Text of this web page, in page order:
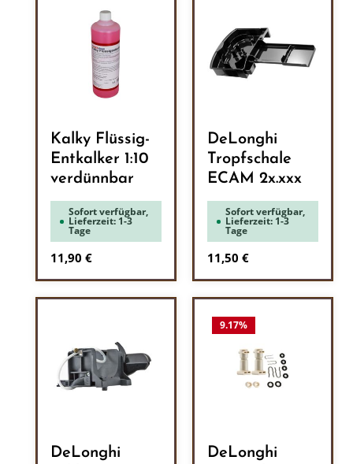
Kalky Flüssig-
Entkalker 1:10
verdünnbar
Sofort verfügbar,
Lieferzeit: 1-3
Tage
Regulärer Preis:
11,90 €
DeLonghi
Tropfschale
ECAM 2x.xxx
Sofort verfügbar,
Lieferzeit: 1-3
Tage
Regulärer Preis:
11,50 €
DeLonghi
9.17%
DeLonghi